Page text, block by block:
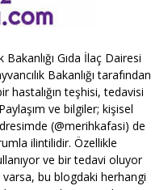
Gıda İlaç Dairesi
Bakanlığı tarafından
hastalığın teşhisi, tedavisi
ve bilgiler; kişisel
(@merihkafasi) de
ilintilidir. Özellikle
ve bir tedavi oluyor
bu blogdaki herhangi